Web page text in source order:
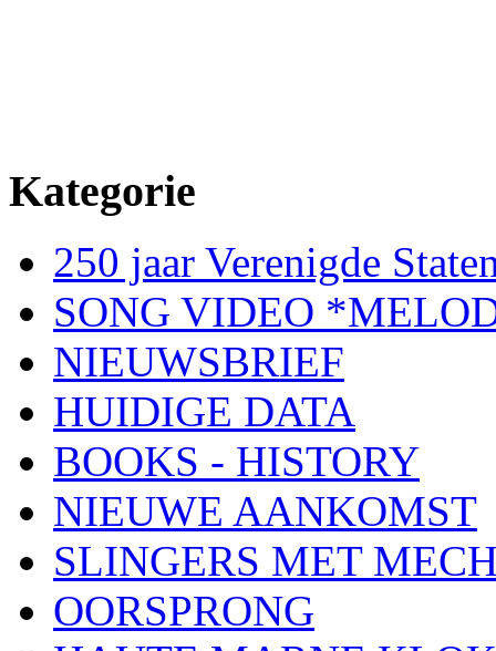
Kategorie
250 jaar Verenigde
SONG VIDEO
NIEUWSBRIEF
HUIDIGE DATA
BOOKS - HISTORY
NIEUWE AANKOMST
SLINGERS MET
OORSPRONG